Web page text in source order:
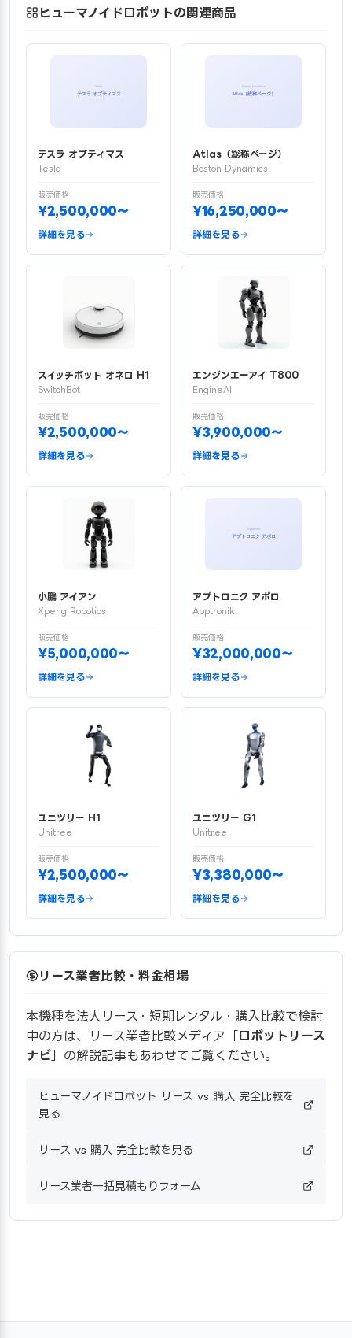
ヒューマノイドロボットの関連商品
テスラ オプティマス
Tesla
販売価格
¥2,500,000〜
詳細を見る
Atlas（総称ページ）
Boston Dynamics
販売価格
¥16,250,000〜
詳細を見る
スイッチボット オネロ H1
SwitchBot
販売価格
¥2,500,000〜
詳細を見る
エンジンエーアイ T800
EngineAI
販売価格
¥3,900,000〜
詳細を見る
小鵬 アイアン
Xpeng Robotics
販売価格
¥5,000,000〜
詳細を見る
アプトロニク アポロ
Apptronik
販売価格
¥32,000,000〜
詳細を見る
ユニツリー H1
Unitree
販売価格
¥2,500,000〜
詳細を見る
ユニツリー G1
Unitree
販売価格
¥3,380,000〜
詳細を見る
リース業者比較・料金相場
本機種を法人リース・短期レンタル・購入比較で検討
中の方は、リース業者比較メディア「ロボットリース
ナビ 」の解説記事もあわせてご覧ください。
ヒューマノイドロボット リース vs 購入 完全比較を
見る
リース vs 購入 完全比較を見る
リース業者一括見積もりフォーム